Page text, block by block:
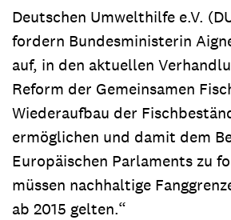
Deutschen Umwelthilfe e.V.
fordern Bundesministerin
auf, in den aktuellen
Reform der Gemeinsamen
Wiederaufbau der
ermöglichen und damit dem
Europäischen Parlaments zu
müssen nachhaltige
ab 2015 gelten.“